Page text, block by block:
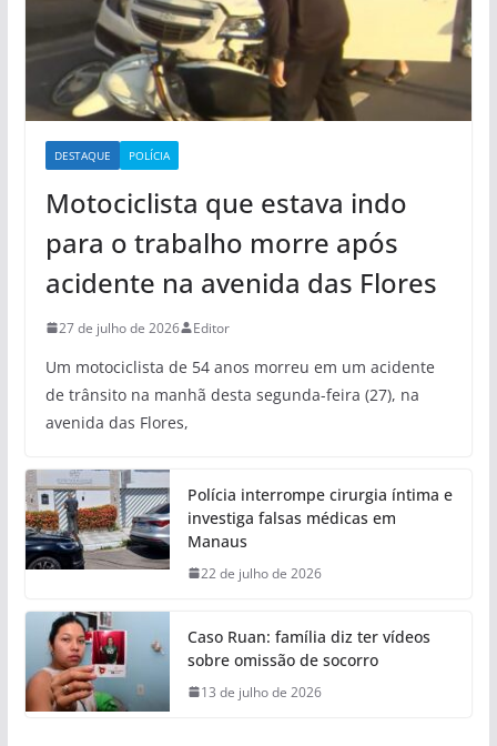
DESTAQUE POLÍCIA
Motociclista que estava indo
para o trabalho morre após
acidente na avenida das Flores
27 de julho de 2026 Editor
Um motociclista de 54 anos morreu em um acidente
de trânsito na manhã desta segunda-feira (27), na
avenida das Flores,
Polícia interrompe cirurgia íntima e
investiga falsas médicas em
Manaus
22 de julho de 2026
Caso Ruan: família diz ter vídeos
sobre omissão de socorro
13 de julho de 2026